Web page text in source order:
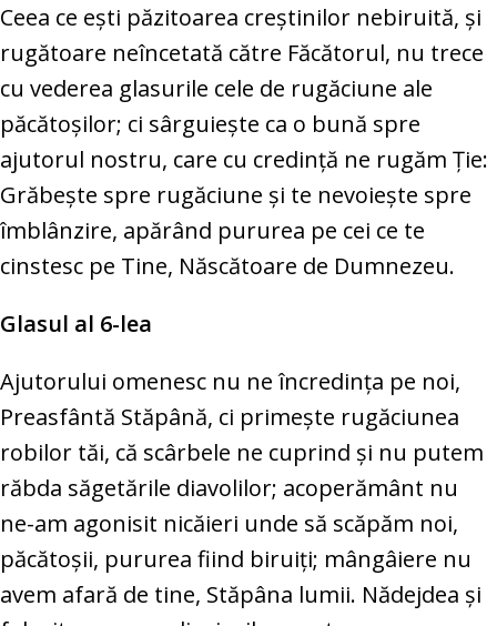
Ceea ce eşti păzitoarea creştinilor nebiruită, şi
rugătoare neîncetată către Făcătorul, nu trece
cu vederea glasurile cele de rugăciune ale
păcătoşilor; ci sârguieşte ca o bună spre
ajutorul nostru, care cu credinţă ne rugăm Ţie:
Grăbeşte spre rugăciune şi te nevoieşte spre
îmblânzire, apărând pururea pe cei ce te
cinstesc pe Tine, Născătoare de Dumnezeu.
Glasul al 6-lea
Ajutorului omenesc nu ne încredinţa pe noi,
Preasfântă Stăpână, ci primeşte rugăciunea
robilor tăi, că scârbele ne cuprind şi nu putem
răbda săgetările diavolilor; acoperământ nu
ne-am agonisit nicăieri unde să scăpăm noi,
păcătoşii, pururea fiind biruiţi; mângâiere nu
avem afară de tine, Stăpâna lumii. Nădejdea şi